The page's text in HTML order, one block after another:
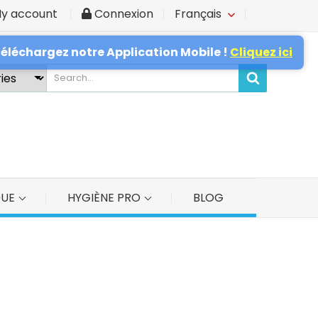
notre Application Mobile ! Cliquez ici
account Connexion Français
HYGIÈNE PRO BLOG